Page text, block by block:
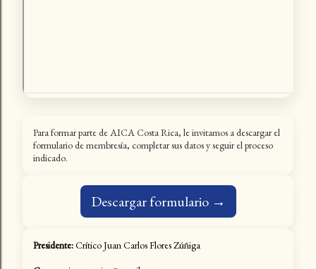
Para formar parte de AICA Costa Rica, le invitamos a descargar el
formulario de membresía, completar sus datos y seguir el proceso
indicado.
Descargar formulario →
Presidente:Crítico Juan Carlos Flores Zúñiga